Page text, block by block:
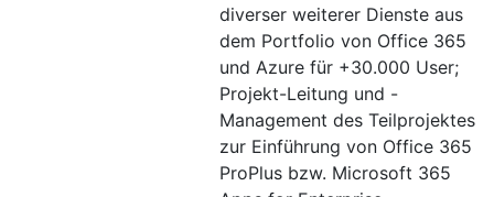
diverser weiterer Dienste aus
dem Portfolio von Office 365
und Azure für +30.000 User;
Projekt-Leitung und -
Management des Teilprojektes
zur Einführung von Office 365
ProPlus bzw. Microsoft 365